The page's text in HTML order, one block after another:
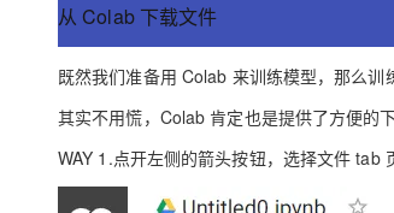
从 Colab 下载文件
既然我们准备用 Colab 来训练模型，那么
其实不用慌，Colab 肯定也是提供了方便的下
WAY 1.点开左侧的箭头按钮，选择文件 tab